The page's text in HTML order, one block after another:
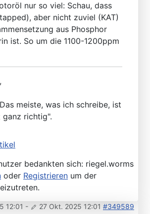
nur so viel: Schau, dass
aber nicht zuviel (KAT)
aus Phosphor
ist. So um die 1100-1200ppm
meiste, was ich schreibe, ist
ganz richtig".
bedankten sich: riegel.worms
oder Registrieren um der
12:01 - 27 Okt. 2025 12:01 #349589